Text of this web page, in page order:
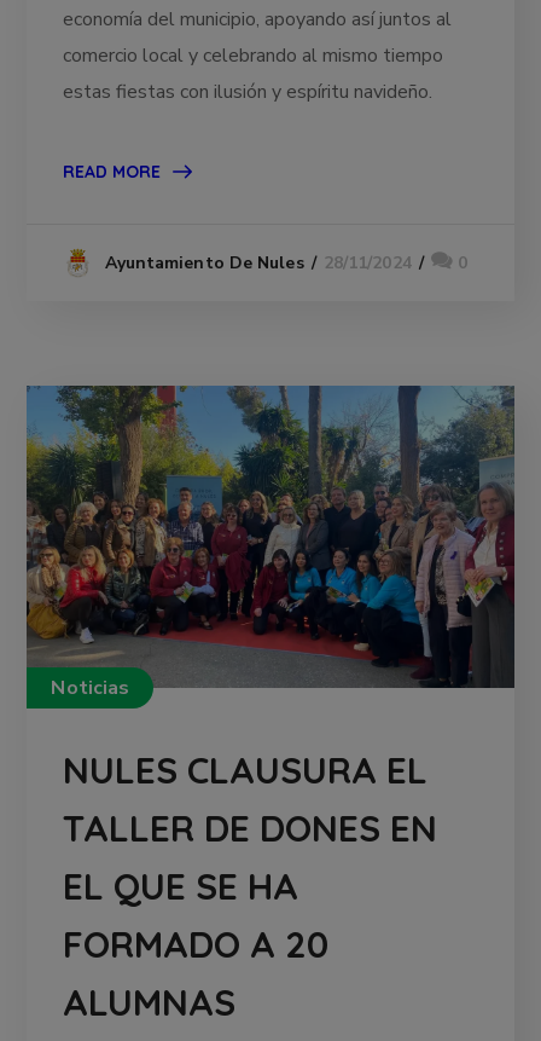
economía del municipio, apoyando así juntos al
comercio local y celebrando al mismo tiempo
estas fiestas con ilusión y espíritu navideño.
READ MORE
Ayuntamiento De Nules 28/11/2024 0
Noticias
NULES CLAUSURA EL
TALLER DE DONES EN
EL QUE SE HA
FORMADO A 20
ALUMNAS